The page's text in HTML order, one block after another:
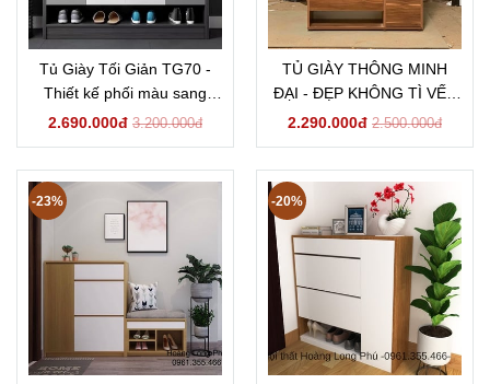
Tủ Giày Tối Giản TG70 -
Thiết kế phối màu sang
trọng hiện đại
2.690.000đ 3.200.000đ
TỦ GIÀY THÔNG MINH
ĐẠI - ĐẸP KHÔNG TÌ VẾT
TG79
2.290.000đ 2.500.000đ
-23% -20%